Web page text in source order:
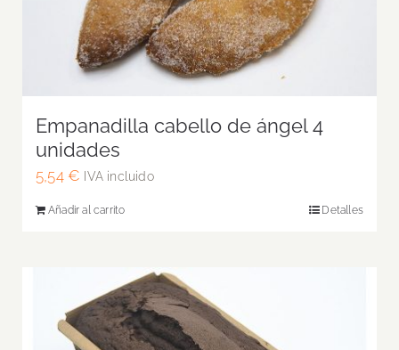
Empanadilla cabello de ángel 4
unidades
5,54 € IVA incluido
Añadir al carrito Detalles